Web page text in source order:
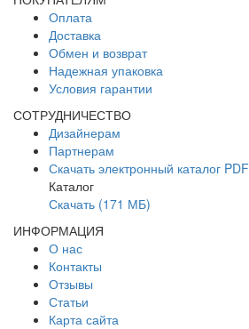
Оплата
Доставка
Обмен и возврат
Надежная упаковка
Условия гарантии
СОТРУДНИЧЕСТВО
Дизайнерам
Партнерам
Скачать электронный каталог PDF
Каталог
Скачать (171 МБ)
ИНФОРМАЦИЯ
О нас
Контакты
Отзывы
Статьи
Карта сайта